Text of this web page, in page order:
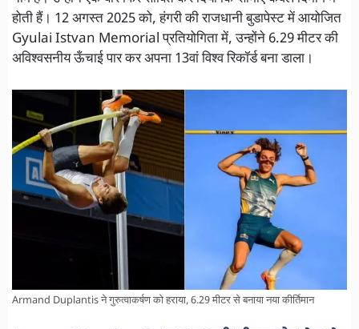
होती हैं। 12 अगस्त 2025 को, हंगरी की राजधानी बुडापेस्ट में आयोजित
Gyulai Istvan Memorial प्रतियोगिता में, उन्होंने 6.29 मीटर की
अविश्वसनीय ऊँचाई पार कर अपना 13वां विश्व रिकॉर्ड बना डाला।
Armand Duplantis ने गुरुत्वाकर्षण को हराया, 6.29 मीटर से बनाया नया कीर्तिमान